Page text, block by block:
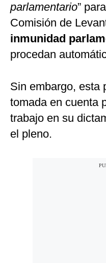
parlamentario”
Comisión de
inmunidad
procedan
Sin embargo, esta
tomada en cuenta
trabajo en su
el pleno.